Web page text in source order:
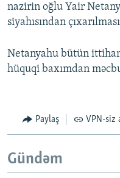
nazirin oğlu Yair
siyahısından
Netanyahu bütün
hüquqi baxımdan
Paylaş VPN-siz
Gündəm